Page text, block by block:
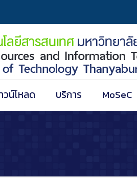
วน์โหลด บริการ MoSeC